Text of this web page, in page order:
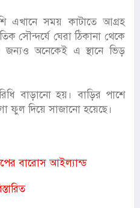
এখানে সময় কাটাতে আগ্রহ
সৌন্দর্যে ঘেরা ঠিকানা থেকে
জন্যও অনেকেই এ স্থানে ভিড়
বাড়ানো হয়। বাড়ির পাশে
ফুল দিয়ে সাজানো হয়েছে।
বারোস আইল্যান্ড